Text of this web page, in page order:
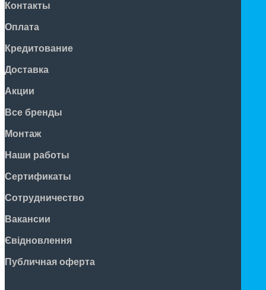
Контакты
Оплата
Кредитование
Доставка
Акции
Все бренды
Монтаж
Наши работы
Сертификаты
Сотрудничество
Вакансии
Євідновлення
Публичная оферта